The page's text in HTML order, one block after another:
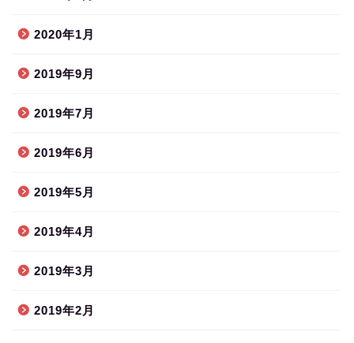
2020年1月
2019年9月
2019年7月
2019年6月
2019年5月
2019年4月
2019年3月
2019年2月